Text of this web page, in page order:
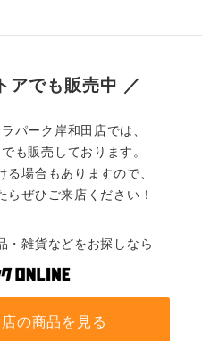
アでも販売中 ／
パーク岸和田店では、
も販売しております。
る場合もありますので、
らぜひご来店ください！
・雑貨などをお探しなら
の商品を見る